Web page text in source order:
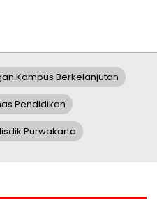
Kampus Berkelanjutan
Pendidikan
Purwakarta